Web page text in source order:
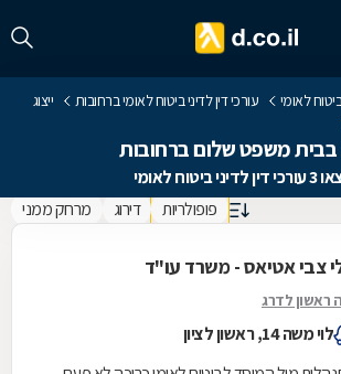
לאומי עורכי דין לדיני ביטוח לאומי ברחובות
ייצוג
בבית משפט שלום ברחובות
ביטוח לאומי
פופולריות דירוג מרחק ממני
צבי אטיאס - משרד עו"ד
ראשון לדרג
לוי משה 14, ראשון לציון